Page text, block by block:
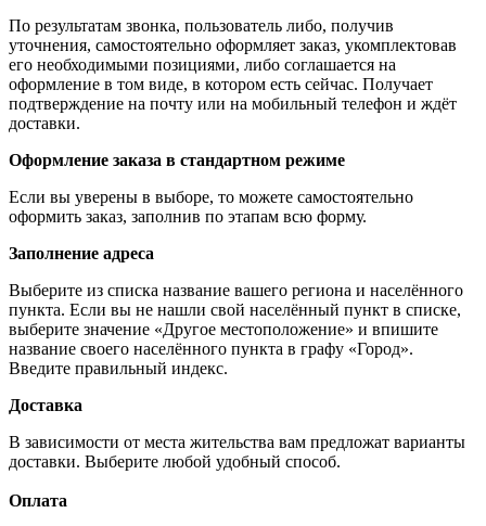
По результатам звонка, пользователь либо, получив
уточнения, самостоятельно оформляет заказ, укомплектовав
его необходимыми позициями, либо соглашается на
оформление в том виде, в котором есть сейчас. Получает
подтверждение на почту или на мобильный телефон и ждёт
доставки.
Оформление заказа в стандартном режиме
Если вы уверены в выборе, то можете самостоятельно
оформить заказ, заполнив по этапам всю форму.
Заполнение адреса
Выберите из списка название вашего региона и населённого
пункта. Если вы не нашли свой населённый пункт в списке,
выберите значение «Другое местоположение» и впишите
название своего населённого пункта в графу «Город».
Введите правильный индекс.
Доставка
В зависимости от места жительства вам предложат варианты
доставки. Выберите любой удобный способ.
Оплата